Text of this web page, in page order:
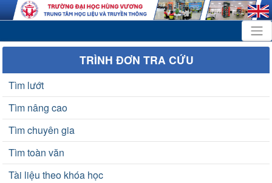
TRÌNH ĐƠN TRA CỨU
Tìm lướt
Tìm nâng cao
Tìm chuyên gia
Tìm toàn văn
Tài liệu theo khóa học